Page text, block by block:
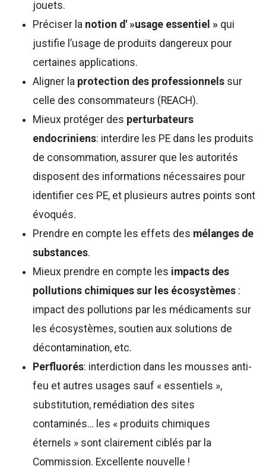
jouets.
Préciser la notion d' »usage essentiel » qui
justifie l’usage de produits dangereux pour
certaines applications.
Aligner la protection des professionnels sur
celle des consommateurs (REACH).
Mieux protéger des perturbateurs
endocriniens: interdire les PE dans les produits
de consommation, assurer que les autorités
disposent des informations nécessaires pour
identifier ces PE, et plusieurs autres points sont
évoqués.
Prendre en compte les effets des mélanges de
substances.
Mieux prendre en compte les impacts des
pollutions chimiques sur les écosystèmes :
impact des pollutions par les médicaments sur
les écosystèmes, soutien aux solutions de
décontamination, etc.
Perfluorés: interdiction dans les mousses anti-
feu et autres usages sauf « essentiels »,
substitution, remédiation des sites
contaminés… les « produits chimiques
éternels » sont clairement ciblés par la
Commission. Excellente nouvelle !